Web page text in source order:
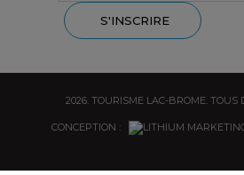
2026. TOURISME LAC-BROME. TOUS
CONCEPTION :